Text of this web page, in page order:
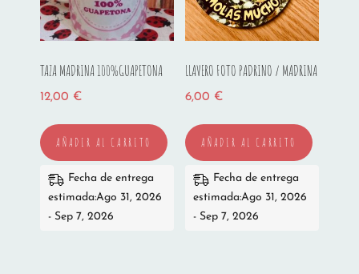
TAZA MADRINA 100%GUAPETONA
12,00 €
AÑADIR AL CARRITO
Fecha de entrega
estimada:Ago 31, 2026
- Sep 7, 2026
LLAVERO FOTO PADRINO / MADRINA
6,00 €
AÑADIR AL CARRITO
Fecha de entrega
estimada:Ago 31, 2026
- Sep 7, 2026